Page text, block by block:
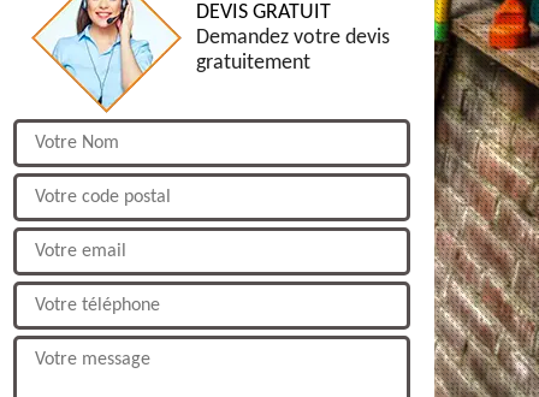
DEVIS GRATUIT
Demandez votre devis
gratuitement